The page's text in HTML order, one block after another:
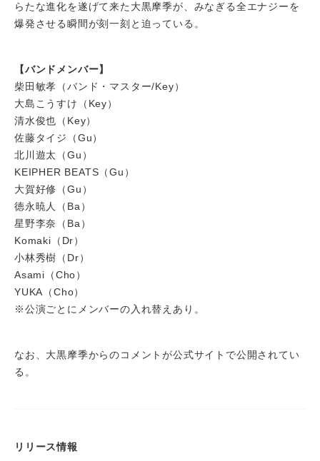
らたな進化を遂げて来た大黒摩季が、みなぎる全エナジーを
爆発させる瞬間が刻一刻と迫っている。
【バンドメンバー】
柴田敏孝（バンド・マスター/Key）
大島こうすけ（Key）
清水俊也（Key）
佐藤タイジ（Gu）
北川遊太（Gu）
KEIPHER BEATS（Gu）
大賀好修（Gu）
徳永暁人（Ba）
星野李奈（Ba）
Komaki（Dr）
小林秀樹（Dr）
Asami（Cho）
YUKA（Cho）
※公演ごとにメンバーの入れ替えあり。
なお、大黒摩季からのコメントが公式サイトで公開されてい
る。
リリース情報